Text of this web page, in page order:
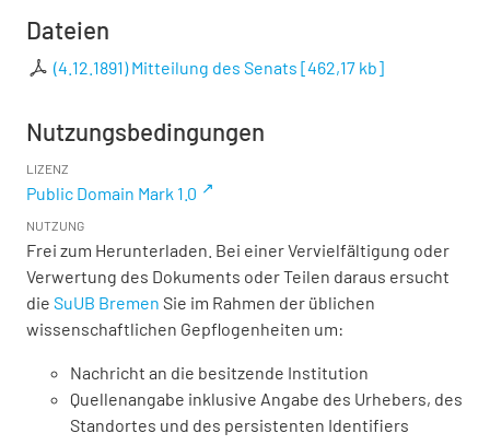
Dateien
(4.12.1891) Mitteilung des Senats [462,17 kb]
Nutzungsbedingungen
LIZENZ
Public Domain Mark 1.0
NUTZUNG
Frei zum Herunterladen. Bei einer Vervielfältigung oder
Verwertung des Dokuments oder Teilen daraus ersucht
die SuUB Bremen Sie im Rahmen der üblichen
wissenschaftlichen Gepflogenheiten um:
Nachricht an die besitzende Institution
Quellenangabe inklusive Angabe des Urhebers, des
Standortes und des persistenten Identifiers